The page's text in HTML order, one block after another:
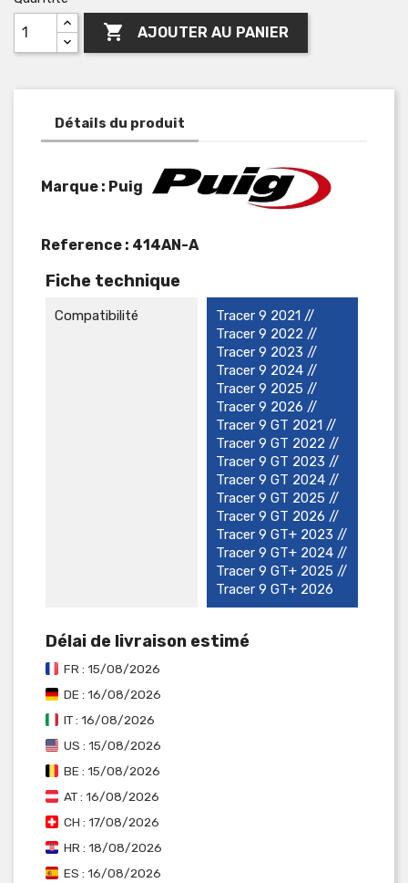
 AJOUTER AU PANIER
Détails du produit
Marque : Puig
Reference : 414AN-A
Fiche technique
Compatibilité
Tracer 9 2021 //
Tracer 9 2022 //
Tracer 9 2023 //
Tracer 9 2024 //
Tracer 9 2025 //
Tracer 9 2026 //
Tracer 9 GT 2021 //
Tracer 9 GT 2022 //
Tracer 9 GT 2023 //
Tracer 9 GT 2024 //
Tracer 9 GT 2025 //
Tracer 9 GT 2026 //
Tracer 9 GT+ 2023 //
Tracer 9 GT+ 2024 //
Tracer 9 GT+ 2025 //
Tracer 9 GT+ 2026
Délai de livraison estimé
FR : 15/08/2026
DE : 16/08/2026
IT : 16/08/2026
US : 15/08/2026
BE : 15/08/2026
AT : 16/08/2026
CH : 17/08/2026
HR : 18/08/2026
ES : 16/08/2026